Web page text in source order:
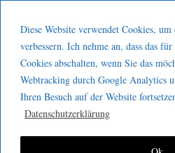
Diese Website verwendet Cookies, um
verbessern. Ich nehme an, dass das
Cookies abschalten, wenn Sie das
Webtracking durch Google Analytics
Ihren Besuch auf der Website
Datenschutzerklärung
GeeMco :
Götz Müller
Consulting
Kaizen 2 go 281 : Der
auf Arbeitsprozesse